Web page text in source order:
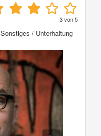
3von5
Sonstiges / Unterhaltung